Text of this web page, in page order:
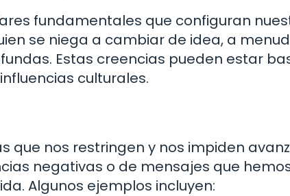
fundamentales que configuran
se niega a cambiar de idea, a
Estas creencias pueden estar
culturales.
que nos restringen y nos impiden
negativas o de mensajes que
Algunos ejemplos incluyen: